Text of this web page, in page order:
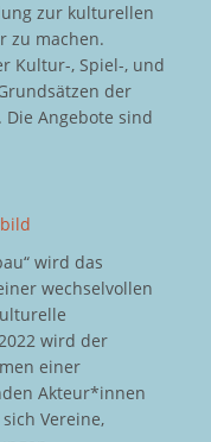
zur kulturellen
zu machen.
Kultur-, Spiel-, und
der
Angebote sind
wird das
wechselvollen
wird der
einer
Akteur*innen
Vereine,